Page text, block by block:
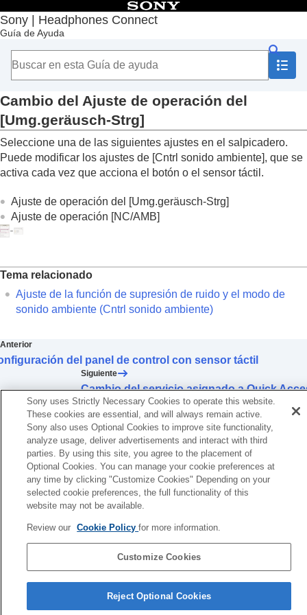
Sony | Headphones Connect
Guía de Ayuda
Contenido
Principio
Introducción
Utilización
Acerca del salpicadero “Sony | Headphones
Connect
”
Funciones que aparecen en la pestaña [Estado]
Funciones que aparecen en la pestaña [Sonido]
Funciones que aparecen en la pestaña [Sistema]
Utilización de una conexión multipunto
Conectar simultán. a 2 dispositivos
Cambio del ajuste del Asistente de voz
Activación/desactivación de la función para
activar Amazon Alexacon la voz (
Activar el
Asistente de voz con su voz
adaptativo)
Cambio de la función del botón o el sensor
táctil
Cambio de la función de la operación de
Configuración del panel de control con sensor
táctil
Cambio del
Ajuste de operación del
[Umg.geräusch-Strg]
Cambio del servicio asignado aQuick Access
Cambio del ajuste de prioridad de la conexión
BLUETOOTH(LE Audio) (Calidad de
conexión de LE Audio)
Activación del control de los auriculares
asintiendo y negando con gestos de la
cabeza (Gesto de la cabeza)
Configuración de una conexión
auriculares
Selección de la talla de almohadillas óptima
Configuración de la alimentación para
apagado automático (Apagado Automático)
Pausa en la reproducción de música al
quitarse los auriculares (Se detiene al
Cambio del Ajuste de operación del
[Umg.geräusch-Strg]
Seleccione una de las siguientes ajustes en el salpicadero.
Puede modificar los ajustes de [Cntrl sonido ambiente], que se
activa cada vez que acciona el botón o el sensor táctil.
Ajuste de operación del [Umg.geräusch-Strg]
Ajuste de operación [NC/AMB]
Tema relacionado
Ajuste de la función de supresión de ruido y el modo de
sonido ambiente (Cntrl sonido ambiente)
Anterior
del panel de control con sensor táctil
Siguiente
Cambio del servicio asignado a Quick
Página de selección de idioma
4-730-254-36(1)
Sony uses Strictly Necessary Cookies to operate this website.
These cookies are essential, and will always remain active.
Sony also uses Optional Cookies to improve site functionality,
analyze usage, deliver advertisements and interact with third
parties. By using this site, you agree to the placement of
Optional Cookies. You can manage your cookie preferences at
any time by clicking "Customize Cookies" Depending on your
selected cookie preferences, the full functionality of this
website may not be available.
Review our Cookie Policyfor more information.
Customize Cookies
Reject Optional Cookies